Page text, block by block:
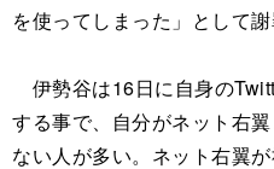
を使ってしまった」として謝
伊勢谷は16日に自身の
する事で、自分がネット右
ない人が多い。ネット右翼